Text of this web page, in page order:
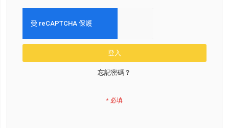
登入
忘記密碼？